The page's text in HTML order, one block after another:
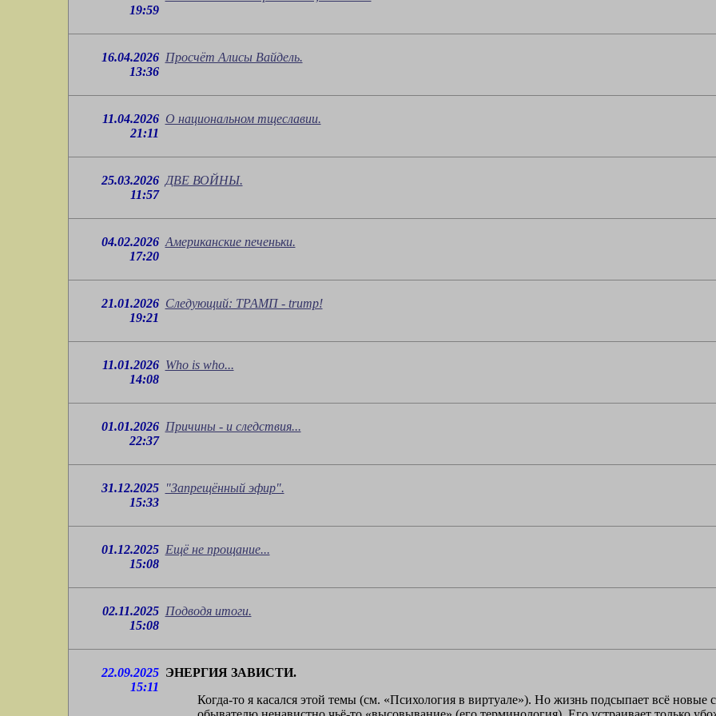
19:59
16.04.2026
13:36
Просчёт Алисы Вайдель.
11.04.2026
21:11
О национальном тщеславии.
25.03.2026
11:57
ДВЕ ВОЙНЫ.
04.02.2026
17:20
Американские печеньки.
21.01.2026
19:21
Следующий: ТРАМП - trump!
11.01.2026
14:08
Who is who...
01.01.2026
22:37
Причины - и следствия...
31.12.2025
15:33
"Запрещённый эфир".
01.12.2025
15:08
Ещё не прощание...
02.11.2025
15:08
Подводя итоги.
22.09.2025
15:11
ЭНЕРГИЯ ЗАВИСТИ.
Когда-то я касался этой темы (см. «Психология в виртуале»). Но жизнь подсыпает всё